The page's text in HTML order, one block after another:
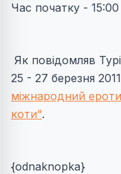
Час початку - 15:00
Як повідомляв
25 - 27 березня
міжнародний
коти".
{odnaknopka}